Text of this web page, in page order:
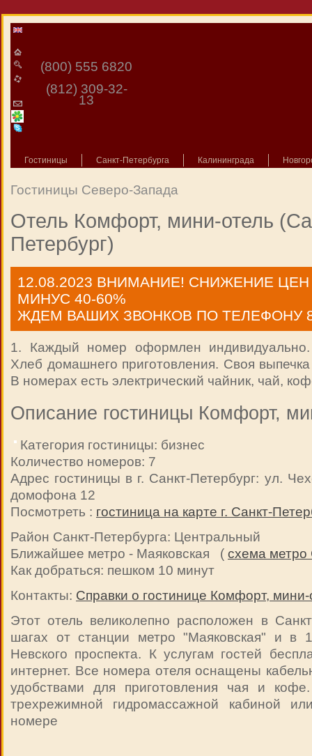
(800) 555 6820
(812) 309-32-
13
Гостиницы Санкт-Петербурга Калининграда
Гостиницы Северо-Запада
Отель Комфорт, мини-отель
Петербург)
12.08.2023 ВНИМАНИЕ! СНИЖЕНИЕ
МИНУС 40-60%
ЖДЕМ ВАШИХ ЗВОНКОВ ПО ТЕЛЕФОНУ 8
1. Каждый номер оформлен
Хлеб домашнего приготовления. Своя
В номерах есть электрический чайник, чай,
Описание гостиницы Комфорт,
Категория гостиницы: бизнес
Количество номеров: 7
Адрес гостиницы в г. Санкт-Петербург: ул.
домофона 12
Посмотреть : гостиница на карте г. Санкт-
Район Санкт-Петербурга: Центральный
Ближайшее метро - Маяковская ( схема метро
Как добраться: пешком 10 минут
Контакты: Справки о гостинице Комфорт, мини-
Этот отель великолепно расположен в
шагах от станции метро "Маяковская" и в
Невского проспекта. К услугам гостей
интернет. Все номера отеля оснащены
удобствами для приготовления чая и
трехрежимной гидромассажной кабиной
номере